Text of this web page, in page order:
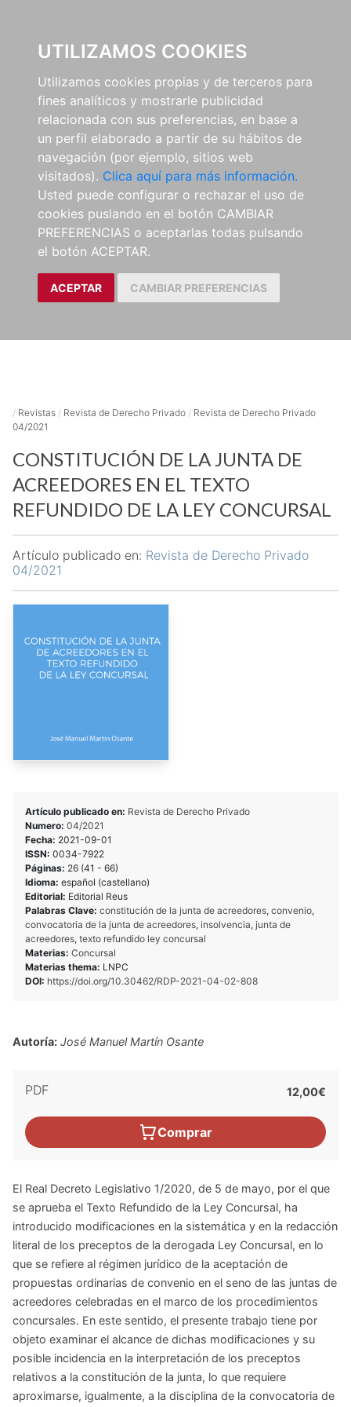
UTILIZAMOS COOKIES
Utilizamos cookies propias y de terceros para
fines analíticos y mostrarle publicidad
relacionada con sus preferencias, en base a
un perfil elaborado a partir de su hábitos de
navegación (por ejemplo, sitios web
visitados). Clica aquí para más información.
Usted puede configurar o rechazar el uso de
cookies puslando en el botón CAMBIAR
PREFERENCIAS o aceptarlas todas pulsando
el botón ACEPTAR.
ACEPTAR CAMBIAR PREFERENCIAS
/ Revistas / Revista de Derecho Privado / Revista de Derecho Privado
04/2021
CONSTITUCIÓN DE LA JUNTA DE
ACREEDORES EN EL TEXTO
REFUNDIDO DE LA LEY CONCURSAL
Artículo publicado en: Revista de Derecho Privado
04/2021
Artículo publicado en: Revista de Derecho Privado
Numero: 04/2021
Fecha: 2021-09-01
ISSN: 0034-7922
Páginas: 26 (41 - 66)
Idioma: español (castellano)
Editorial: Editorial Reus
Palabras Clave: constitución de la junta de acreedores, convenio,
convocatoria de la junta de acreedores, insolvencia, junta de
acreedores, texto refundido ley concursal
Materias: Concursal
Materias thema: LNPC
DOI: https://doi.org/10.30462/RDP-2021-04-02-808
Autoría: José Manuel Martín Osante
PDF 12,00€
Comprar
El Real Decreto Legislativo 1/2020, de 5 de mayo, por el que
se aprueba el Texto Refundido de la Ley Concursal, ha
introducido modificaciones en la sistemática y en la redacción
literal de los preceptos de la derogada Ley Concursal, en lo
que se refiere al régimen jurídico de la aceptación de
propuestas ordinarias de convenio en el seno de las juntas de
acreedores celebradas en el marco de los procedimientos
concursales. En este sentido, el presente trabajo tiene por
objeto examinar el alcance de dichas modificaciones y su
posible incidencia en la interpretación de los preceptos
relativos a la constitución de la junta, lo que requiere
aproximarse, igualmente, a la disciplina de la convocatoria de